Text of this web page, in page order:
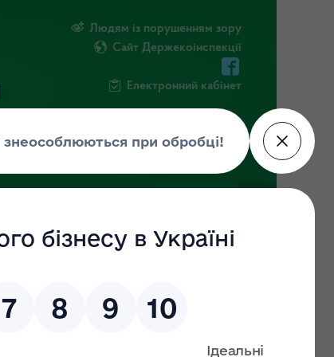
Людям із порушенням зору
Сайт Держекоінспекції
Електронний кабінет